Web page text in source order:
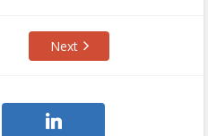
Next